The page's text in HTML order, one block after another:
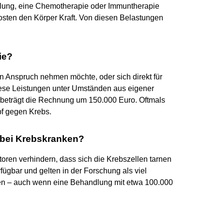
eine Chemotherapie oder Immuntherapie
den Körper Kraft. Von diesen Belastungen
Anspruch nehmen möchte, oder sich direkt für
Leistungen unter Umständen aus eigener
die Rechnung um 150.000 Euro. Oftmals
gegen Krebs.
Krebskranken?
verhindern, dass sich die Krebszellen tarnen
und gelten in der Forschung als viel
– auch wenn eine Behandlung mit etwa 100.000